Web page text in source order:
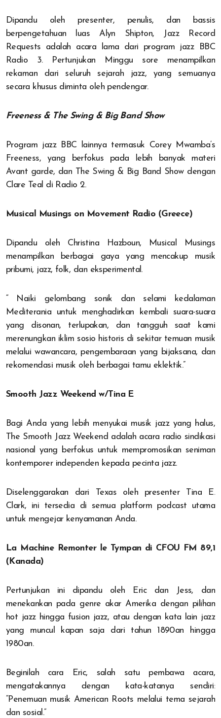
Dipandu oleh presenter, penulis, dan bassis
berpengetahuan luas Alyn Shipton, Jazz Record
Requests adalah acara lama dari program jazz BBC
Radio 3. Pertunjukan Minggu sore menampilkan
rekaman dari seluruh sejarah jazz, yang semuanya
secara khusus diminta oleh pendengar.
Freeness & The Swing & Big Band Show
Program jazz BBC lainnya termasuk Corey Mwamba’s
Freeness, yang berfokus pada lebih banyak materi
Avant garde, dan The Swing & Big Band Show dengan
Clare Teal di Radio 2.
Musical Musings on Movement Radio (Greece)
Dipandu oleh Christina Hazboun, Musical Musings
menampilkan berbagai gaya yang mencakup musik
pribumi, jazz, folk, dan eksperimental.
“ Naiki gelombang sonik dan selami kedalaman
Mediterania untuk menghadirkan kembali suara-suara
yang disonan, terlupakan, dan tangguh saat kami
merenungkan iklim sosio historis di sekitar temuan musik
melalui wawancara, pengembaraan yang bijaksana, dan
rekomendasi musik oleh berbagai tamu eklektik.”
Smooth Jazz Weekend w/Tina E
Bagi Anda yang lebih menyukai musik jazz yang halus,
The Smooth Jazz Weekend adalah acara radio sindikasi
nasional yang berfokus untuk mempromosikan seniman
kontemporer independen kepada pecinta jazz.
Diselenggarakan dari Texas oleh presenter Tina E.
Clark, ini tersedia di semua platform podcast utama
untuk mengejar kenyamanan Anda.
La Machine Remonter le Tympan di CFOU FM 89,1
(Kanada)
Pertunjukan ini dipandu oleh Eric dan Jess, dan
menekankan pada genre akar Amerika dengan pilihan
hot jazz hingga fusion jazz, atau dengan kata lain jazz
yang muncul kapan saja dari tahun 1890an hingga
1980an.
Beginilah cara Eric, salah satu pembawa acara,
mengatakannya dengan kata-katanya sendiri:
“Penemuan musik American Roots melalui tema sejarah
dan sosial.”